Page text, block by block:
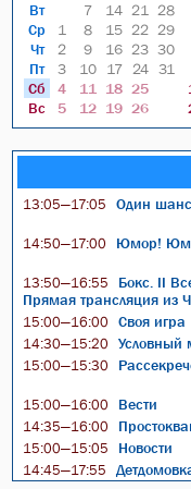
Вт
Ср
Чт
Пт
Сб
Вс
7
14 21
28
1
8 15 22 29
2
9 16 23 30
3
10 17 24 31
4
11 18 25
5
12 19 26
13:05—17:05
Один шанс
14:50—17:00
Юмор!
13:50—16:55
Бокс. II
Прямая трансляция из
15:00—16:00 Своя игра
14:30—15:20 Условный
15:00—15:30
15:00—16:00 Вести
14:35—16:00
15:00—15:05 Новости
14:45—17:55